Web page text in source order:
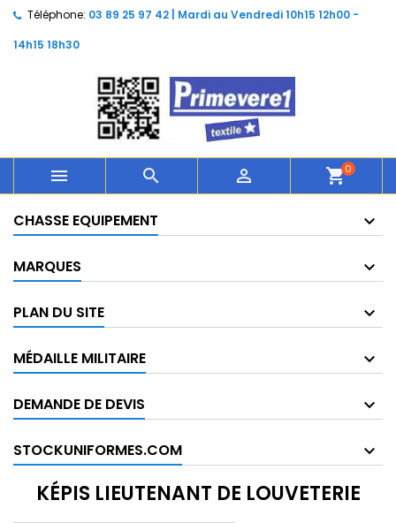
Téléphone: 03 89 25 97 42 | Mardi au Vendredi 10h15 12h00 -
14h15 18h30
   shopping_cart0
CHASSE EQUIPEMENT
MARQUES
PLAN DU SITE
MÉDAILLE MILITAIRE
DEMANDE DE DEVIS
STOCKUNIFORMES.COM
KÉPIS LIEUTENANT DE LOUVETERIE